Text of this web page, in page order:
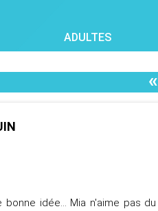
ADULTES
«
idée... Mia n'aime pas du